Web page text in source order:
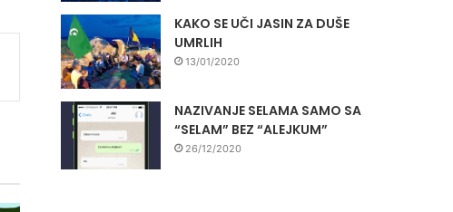
KAKO SE UČI JASIN ZA DUŠE
UMRLIH
13/01/2020
NAZIVANJE SELAMA SAMO SA
“SELAM” BEZ “ALEJKUM”
26/12/2020